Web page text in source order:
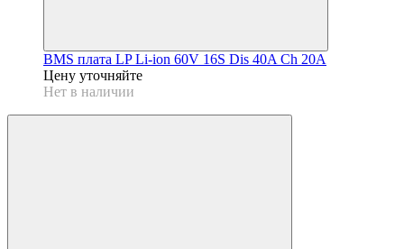
BMS плата LP Li-ion 60V 16S Dis 40A Ch 20A
Цену уточняйте
Нет в наличии